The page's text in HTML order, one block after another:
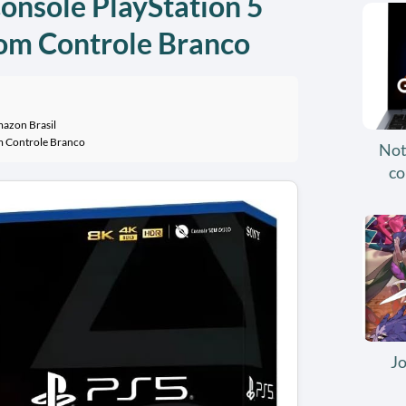
Controle Branco
Brasil
Controle Branco